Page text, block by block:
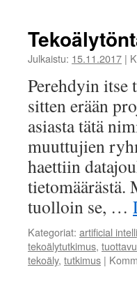
ei
Julkaistu: 15.11.2017 |
Perehdyin
sitten erään
asiasta tätä
muuttujien
haettiin
tuolloin se, …
Kategoriat: artificial
tekoälytutkimus,
tekoäly, tutkimus |